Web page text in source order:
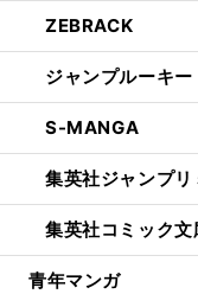
ZEBRACK
ジャンプルーキー
S-MANGA
集英社ジャンプリ
集英社コミック文
青年マンガ